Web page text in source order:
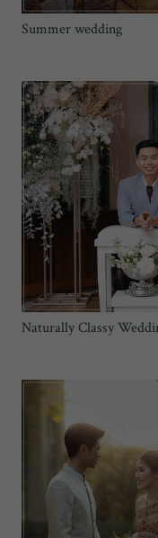
Summer wedding
Naturally Classy